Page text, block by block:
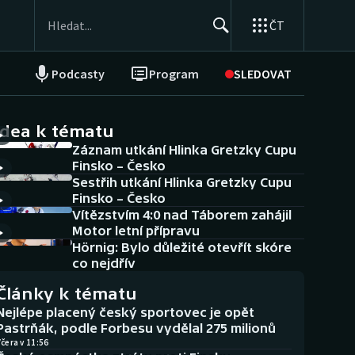
ČT
Podcasty Program SLEDOVAT
NEPŘEHLÉDNĚTE
Historické návraty
Aplikace ČT sport
AZ kvíz
k tématu
Záznam utkání Hlinka Gretzky Cupu
Finsko – Česko
Sestřih utkání Hlinka Gretzky Cupu
Finsko – Česko
Vítězstvím 4:0 nad Táborem zahájil
Motor letní přípravu
Hörnig: Bylo důležité otevřít skóre
co nejdřív
k tématu
placený český sportovec je opět
podle Forbesu vydělal 275 milionů
v 11:56